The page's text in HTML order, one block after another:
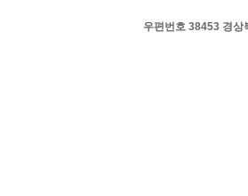
우편번호 38453 경